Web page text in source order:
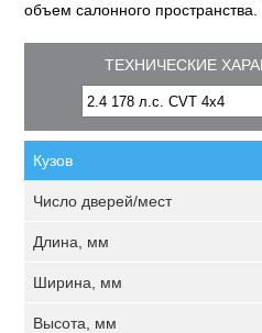
объем салонного пространства.
ТЕХНИЧЕСКИЕ
Кузов
Число дверей/мест
Длина, мм
Ширина, мм
Высота, мм